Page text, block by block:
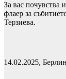
За вас почувства
флаер за
Терзиева.
14.02.2025, Берлин